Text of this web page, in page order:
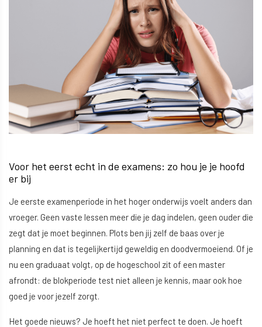
Voor het eerst echt in de examens: zo hou je je hoofd
er bij
Je eerste examenperiode in het hoger onderwijs voelt anders dan
vroeger. Geen vaste lessen meer die je dag indelen, geen ouder die
zegt dat je moet beginnen. Plots ben jij zelf de baas over je
planning en dat is tegelijkertijd geweldig en doodvermoeiend. Of je
nu een graduaat volgt, op de hogeschool zit of een master
afrondt: de blokperiode test niet alleen je kennis, maar ook hoe
goed je voor jezelf zorgt.
Het goede nieuws? Je hoeft het niet perfect te doen. Je hoeft